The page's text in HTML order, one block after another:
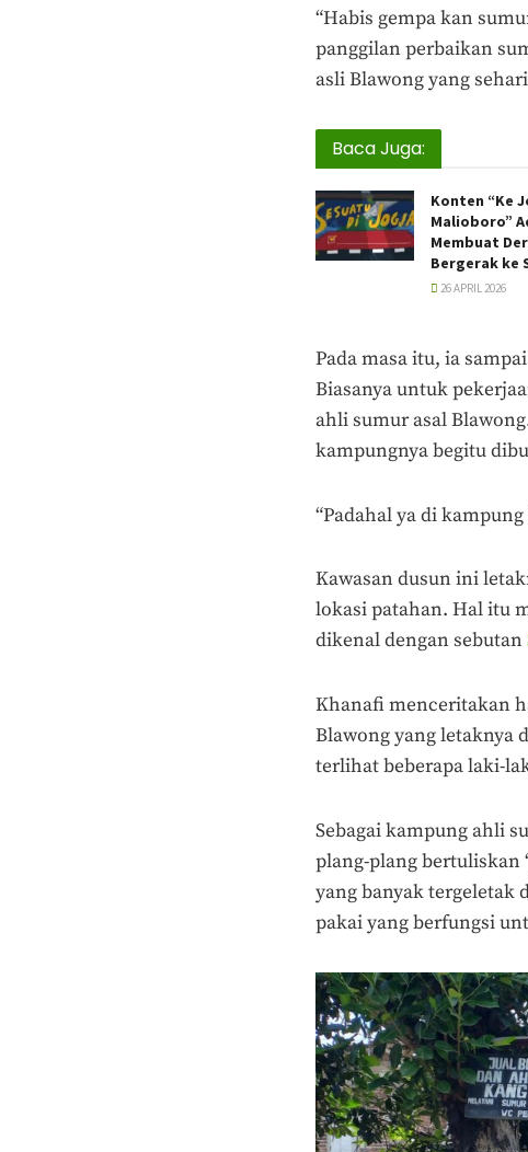
“Habis gempa kan
panggilan perbaikan
asli Blawong yang
Baca Juga:
Konten “Ke
Malioboro”
Membuat
Bergerak ke
26 APRIL 2026
Pada masa itu, ia
Biasanya untuk
ahli sumur asal
kampungnya begitu
“Padahal ya di
Kawasan dusun ini
lokasi patahan. Hal itu
dikenal dengan sebutan
Khanafi menceritakan
Blawong yang letaknya
terlihat beberapa laki-
Sebagai kampung ahli
plang-plang bertuliskan
yang banyak tergeletak
pakai yang berfungsi